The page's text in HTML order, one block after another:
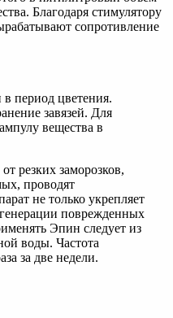
Благодаря стимулятору
сопротивление
период цветения.
завязей. Для
вещества в
резких заморозков,
проводят
не только укрепляет
поврежденных
Эпин следует из
воды. Частота
за две недели.